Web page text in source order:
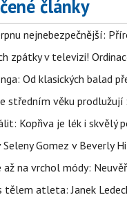
články
nejnebezpečnější:
zpátky v televizi!
Od klasických balad
středním věku
Kopřiva je lék i skvělý
Seleny Gomez v Beverly
až na vrchol módy:
tělem atleta: Janek